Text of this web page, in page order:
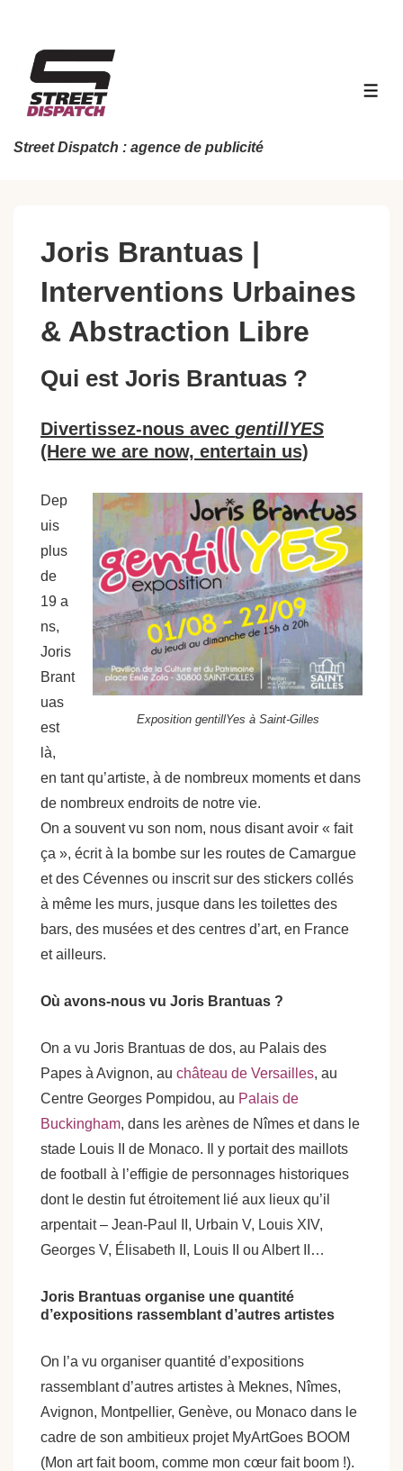
contenu
principal
Street Dispatch : agence de publicité
Joris Brantuas |
Interventions Urbaines
& Abstraction Libre
Qui est Joris Brantuas ?
Divertissez-nous avec gentillYES
(Here we are now, entertain us)
Exposition gentillYes à Saint-Gilles
Dep
uis
plus
de
19 a
ns,
Joris
Brant
uas
est
là,
en tant qu’artiste, à de nombreux moments et dans
de nombreux endroits de notre vie.
On a souvent vu son nom, nous disant avoir « fait
ça », écrit à la bombe sur les routes de Camargue
et des Cévennes ou inscrit sur des stickers collés
à même les murs, jusque dans les toilettes des
bars, des musées et des centres d’art, en France
et ailleurs.
Où avons-nous vu Joris Brantuas ?
On a vu Joris Brantuas de dos, au Palais des
Papes à Avignon, au château de Versailles, au
Centre Georges Pompidou, au Palais de
Buckingham, dans les arènes de Nîmes et dans le
stade Louis II de Monaco. Il y portait des maillots
de football à l’effigie de personnages historiques
dont le destin fut étroitement lié aux lieux qu’il
arpentait – Jean-Paul II, Urbain V, Louis XIV,
Georges V, Élisabeth II, Louis II ou Albert II…
Joris Brantuas organise une quantité
d’expositions rassemblant d’autres artistes
On l’a vu organiser quantité d’expositions
rassemblant d’autres artistes à Meknes, Nîmes,
Avignon, Montpellier, Genève, ou Monaco dans le
cadre de son ambitieux projet MyArtGoes BOOM
(Mon art fait boom, comme mon cœur fait boom !).